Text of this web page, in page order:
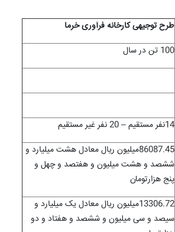
طرح توجیهی کارخانه فرآوری خرما
100 تن در سال
14نفر مستقیم – 20 نفر غیر مستقیم
86087.45میلیون ریال معادل هشت میلیارد و
ششصد و هشت میلیون و هفتصد و چهل و
پنج هزارتومان
13306.72میلیون ریال معادل یک میلیارد و
سیصد و سی میلیون و ششصد و هفتاد و دو